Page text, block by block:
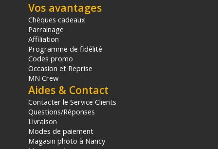
Vos avantages
Chèques cadeaux
Parrainage
Affiliation
Programme de fidélité
Codes promo
Occasion et Reprise
MN Crew
Aides & Contact
Contacter le Service Clients
Questions/Réponses
Livraison
Modes de paiement
Magasin photo à Nancy